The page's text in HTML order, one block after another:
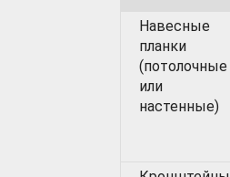
Навесные
планки
(потолочные
или
настенные)